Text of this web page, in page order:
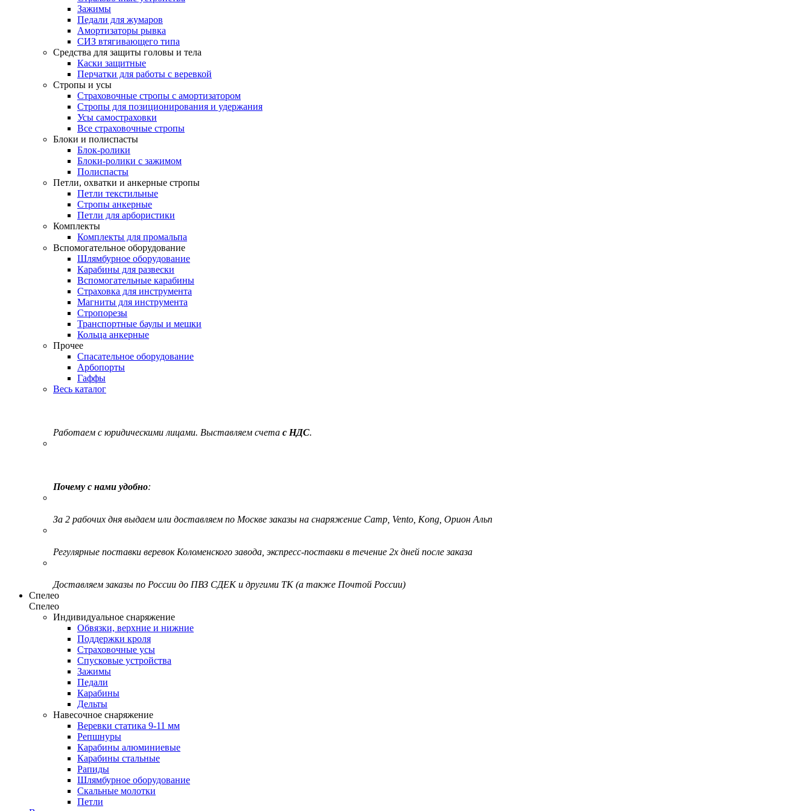
Зажимы
Педали для жумаров
Амортизаторы рывка
СИЗ втягивающего типа
Средства для защиты головы и тела
Каски защитные
Перчатки для работы с веревкой
Стропы и усы
Страховочные стропы с амортизатором
Стропы для позиционирования и удержания
Усы самостраховки
Все страховочные стропы
Блоки и полиспасты
Блок-ролики
Блоки-ролики с зажимом
Полиспасты
Петли, охватки и анкерные стропы
Петли текстильные
Стропы анкерные
Петли для арбористики
Комплекты
Комплекты для промальпа
Вспомогательное оборудование
Шлямбурное оборудование
Карабины для развески
Вспомогательные карабины
Страховка для инструмента
Магниты для инструмента
Стропорезы
Транспортные баулы и мешки
Кольца анкерные
Прочее
Спасательное оборудование
Арбопорты
Гаффы
Весь каталог
Работаем с юридическими лицами. Выставляем счета с НДС.
Почему с нами удобно:
За 2 рабочих дня выдаем или доставляем по Москве заказы на снаряжение Camp, Vento, Kong, Орион Альп
Регулярные поставки веревок Коломенского завода, экспресс-поставки в течение 2х дней после заказа
Доставляем заказы по России до ПВЗ СДЕК и другими ТК (а также Почтой России)
Спелео
Спелео
Индивидуальное снаряжение
Обвязки, верхние и нижние
Поддержки кроля
Страховочные усы
Спусковые устройства
Зажимы
Педали
Карабины
Дельты
Навесочное снаряжение
Веревки статика 9-11 мм
Репшнуры
Карабины алюминиевые
Карабины стальные
Рапиды
Шлямбурное оборудование
Скальные молотки
Петли